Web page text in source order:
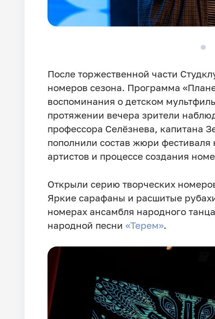
После торжественной части
номеров сезона. Программа
воспоминания о детском
протяжении вечера зрители
профессора Селёзнева, капитана
пополнили состав жюри фестиваля
артистов и процессе создания
Открыли серию творческих
Яркие сарафаны и расшитые
номерах ансамбля народного танца
народной песни «Терем».